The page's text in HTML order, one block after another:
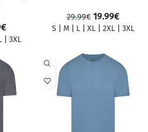
€
| 3XL
29.99€ 19.99€
S M| L| XL| 2XL| 3XL
ΠΡΟΣΦΟΡΆ